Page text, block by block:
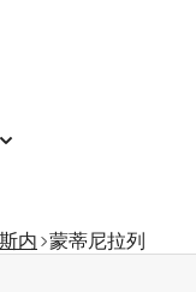
内 蒙蒂尼拉列